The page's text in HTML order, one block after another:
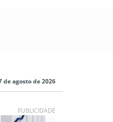
de agosto de 2026
PUBLICIDADE